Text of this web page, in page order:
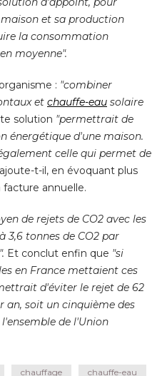
et sa production
la consommation
moyenne".
: "combiner
et chauffe-eau solaire
solution "permettrait de
énergétique d'une maison.
celle qui permet de
ajoute-t-il, en évoquant plus
annuelle.
de rejets de CO2 avec les
3,6 tonnes de CO2 par
Et conclut enfin que "si
en France mettaient ces
d'éviter le rejet de 62
an, soit un cinquième des
de l'Union
chauffage
chauffe-eau